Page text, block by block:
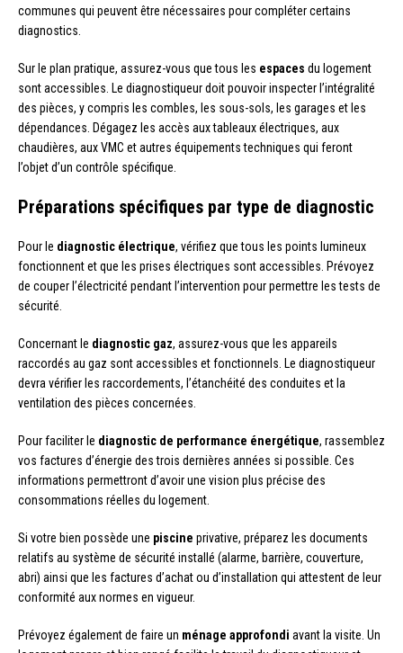
communes qui peuvent être nécessaires pour compléter certains
diagnostics.
Sur le plan pratique, assurez-vous que tous les espaces du logement
sont accessibles. Le diagnostiqueur doit pouvoir inspecter l’intégralité
des pièces, y compris les combles, les sous-sols, les garages et les
dépendances. Dégagez les accès aux tableaux électriques, aux
chaudières, aux VMC et autres équipements techniques qui feront
l’objet d’un contrôle spécifique.
Préparations spécifiques par type de diagnostic
Pour le diagnostic électrique, vérifiez que tous les points lumineux
fonctionnent et que les prises électriques sont accessibles. Prévoyez
de couper l’électricité pendant l’intervention pour permettre les tests de
sécurité.
Concernant le diagnostic gaz, assurez-vous que les appareils
raccordés au gaz sont accessibles et fonctionnels. Le diagnostiqueur
devra vérifier les raccordements, l’étanchéité des conduites et la
ventilation des pièces concernées.
Pour faciliter le diagnostic de performance énergétique, rassemblez
vos factures d’énergie des trois dernières années si possible. Ces
informations permettront d’avoir une vision plus précise des
consommations réelles du logement.
Si votre bien possède une piscine privative, préparez les documents
relatifs au système de sécurité installé (alarme, barrière, couverture,
abri) ainsi que les factures d’achat ou d’installation qui attestent de leur
conformité aux normes en vigueur.
Prévoyez également de faire un ménage approfondi avant la visite. Un